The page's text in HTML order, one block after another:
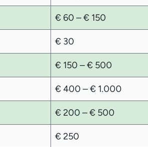
€ 60 – € 150
€ 30
€ 150 – € 500
€ 400 – € 1.000
€ 200 – € 500
€ 250